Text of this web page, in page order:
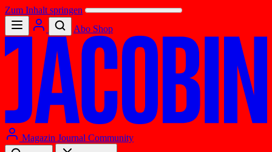
Zum Inhalt springen
Abo Shop
Magazin Journal Community